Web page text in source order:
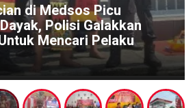
di Medsos Picu
Polisi Galakkan
Mencari Pelaku